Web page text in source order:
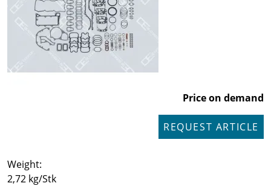
Price on demand
REQUEST ARTICLE
Weight:
2,72 kg/Stk